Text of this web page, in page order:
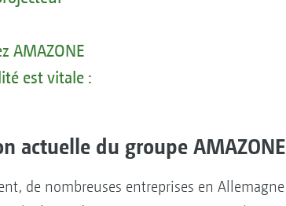
AMAZONE
est vitale :
actuelle du groupe AMAZONE
de nombreuses entreprises en Allemagne